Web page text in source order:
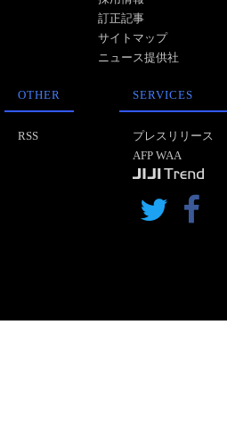
訂正記事
サイトマップ
ニュース提供社
OTHER
RSS
SERVICES
プレスリリース
AFP WAA